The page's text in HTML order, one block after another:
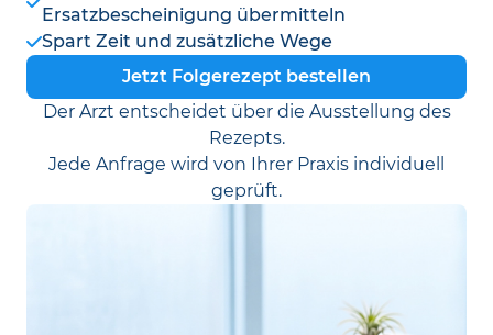
Ersatzbescheinigung übermitteln
Spart Zeit und zusätzliche Wege
Jetzt Folgerezept bestellen
Der Arzt entscheidet über die Ausstellung des
Rezepts.
Jede Anfrage wird von Ihrer Praxis individuell
geprüft.